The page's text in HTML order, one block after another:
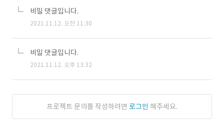
비밀 댓글입니다.
2021.11.12. 오전 11:30
비밀 댓글입니다.
2021.11.12. 오후 13:32
프로젝트 문의를 작성하려면 로그인 해주세요.